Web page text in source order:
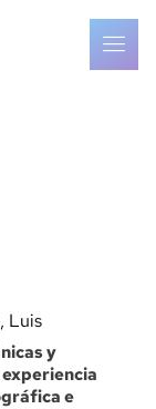
Luis
y
e